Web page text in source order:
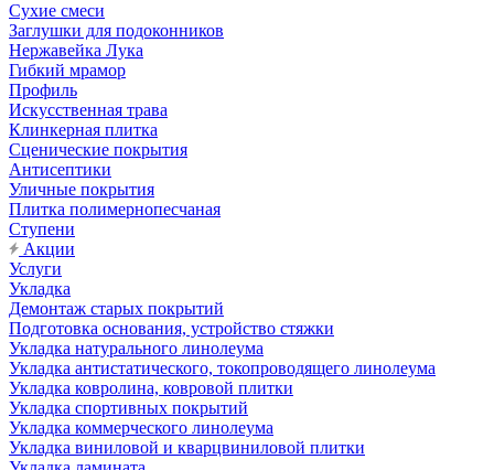
Сухие смеси
Заглушки для подоконников
Нержавейка Лука
Гибкий мрамор
Профиль
Искусственная трава
Клинкерная плитка
Сценические покрытия
Антисептики
Уличные покрытия
Плитка полимернопесчаная
Ступени
Акции
Услуги
Укладка
Демонтаж старых покрытий
Подготовка основания, устройство стяжки
Укладка натурального линолеума
Укладка антистатического, токопроводящего линолеума
Укладка ковролина, ковровой плитки
Укладка спортивных покрытий
Укладка коммерческого линолеума
Укладка виниловой и кварцвиниловой плитки